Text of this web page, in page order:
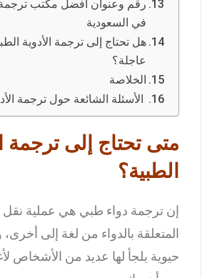
رقم وعنوان أفضل مكتب
في السعودية
هل تحتاج إلى ترجمة الأدوية
عاجلة؟
الخلاصة
الأسئلة الشائعة حول ترجمة
متى تحتاج إلى ترجمة
الطبية؟
إن ترجمة دواء طبي هي عملية نقل
المتعلقة بالدواء من لغة إلى
حيوية يلجأ لها عديد من الأشخاص